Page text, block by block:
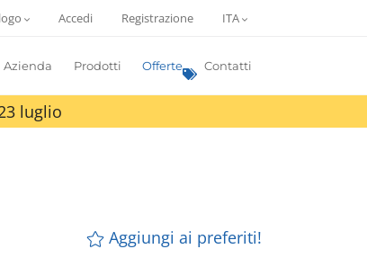
Accedi Registrazione ITA
Azienda Prodotti Offerte Contatti
luglio
Aggiungi ai preferiti!